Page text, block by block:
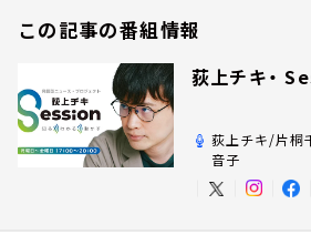
この記事の番組情報
荻上チキ・
荻上チキ/片桐
音子